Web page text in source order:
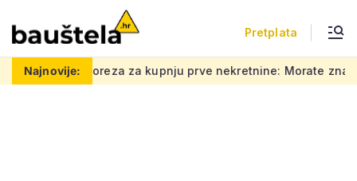
Pretplata
Najnovije:
kupnju prve nekretnine: Morate znati ovih 5 stvari, bez